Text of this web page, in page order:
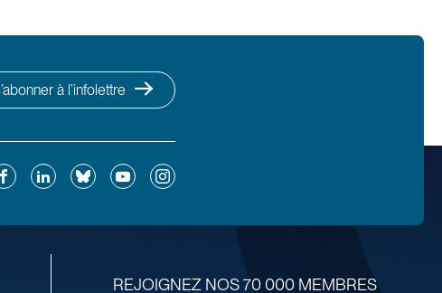
à l’infolettre
LinkedInBlueskyYouTubeInstagram
REJOIGNEZ NOS 70 000 MEMBRES